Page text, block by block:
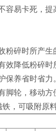
容易卡死，提
粉碎时所产生
效降低粉碎时
保养省时省力
脚轮，移动方
，可吸附原